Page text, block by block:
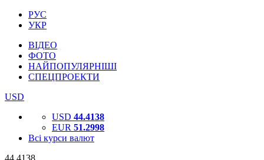
РУС
УКР
ВІДЕО
ФОТО
НАЙПОПУЛЯРНІШІ
СПЕЦПРОЕКТИ
USD
USD 44.4138
EUR 51.2998
Всі курси валют
44.4138